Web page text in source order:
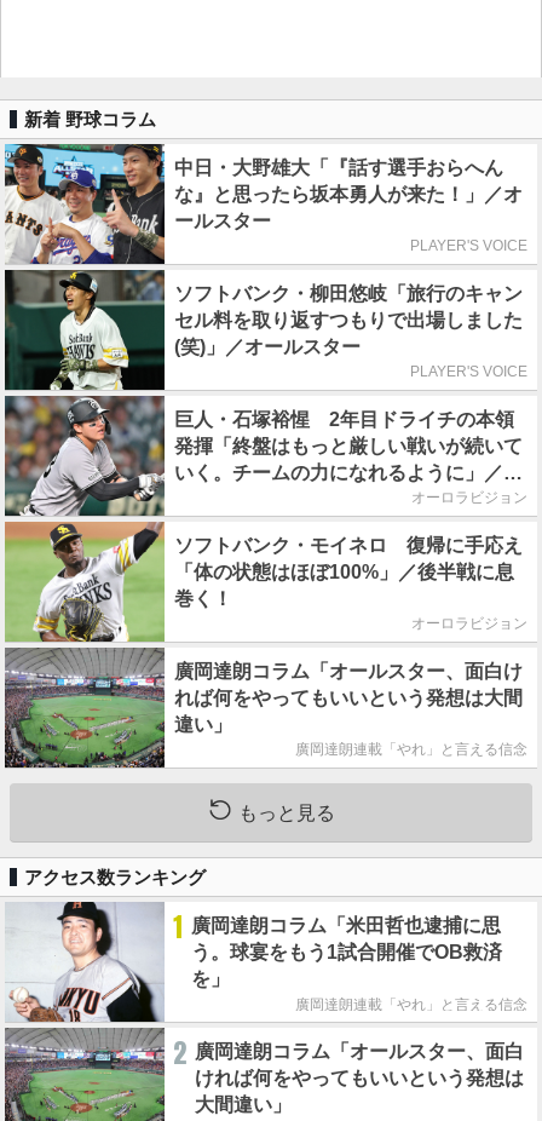
新着 野球コラム
中日・大野雄大「『話す選手おらへん
な』と思ったら坂本勇人が来た！」／オ
ールスター
PLAYER'S VOICE
ソフトバンク・柳田悠岐「旅行のキャン
セル料を取り返すつもりで出場しました
(笑)」／オールスター
PLAYER'S VOICE
巨人・石塚裕惺 2年目ドライチの本領
発揮「終盤はもっと厳しい戦いが続いて
いく。チームの力になれるように」／後
オーロラビジョン
ソフトバンク・モイネロ 復帰に手応え
「体の状態はほぼ100%」／後半戦に息
巻く！
オーロラビジョン
廣岡達朗コラム「オールスター、面白け
れば何をやってもいいという発想は大間
違い」
廣岡達朗連載「やれ」と言える信念
もっと見る
アクセス数ランキング
1 廣岡達朗コラム「米田哲也逮捕に思
う。球宴をもう1試合開催でOB救済
を」
廣岡達朗連載「やれ」と言える信念
2 廣岡達朗コラム「オールスター、面白
ければ何をやってもいいという発想は
大間違い」